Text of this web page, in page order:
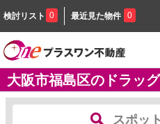
検討リスト 0 最近見た物件 0
大阪市福島区のドラッ
スポッ